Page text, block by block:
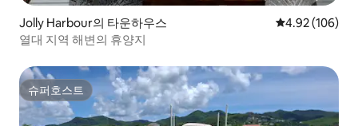
Jolly Harbour의 타운하우스 평점 4.92점(5
4.92 (106)
열대 지역 해변의 휴양지
슈퍼호스트
슈퍼호스트